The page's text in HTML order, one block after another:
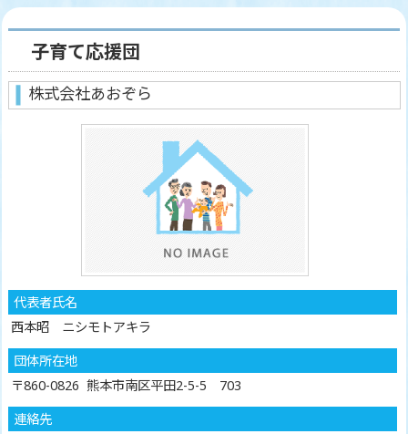
子育て応援団
株式会社あおぞら
代表者氏名
西本昭 ニシモトアキラ
団体所在地
〒860-0826 熊本市南区平田2-5-5 703
連絡先